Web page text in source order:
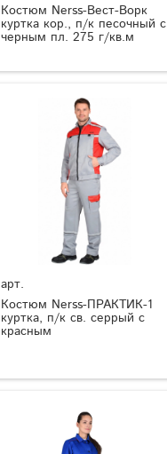
Костюм Nerss-Вест-Ворк
куртка кор., п/к песочный с
черным пл. 275 г/кв.м
арт.
Костюм Nerss-ПРАКТИК-1
куртка, п/к св. серрый с
красным